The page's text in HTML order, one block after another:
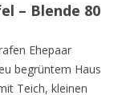
– Blende 80
Ehepaar
begrüntem Haus
Teich, kleinen